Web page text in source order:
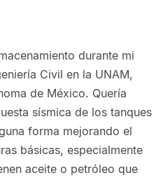
durante mi
Civil en la UNAM,
de México. Quería
sísmica de los tanques
forma mejorando el
básicas, especialmente
aceite o petróleo que